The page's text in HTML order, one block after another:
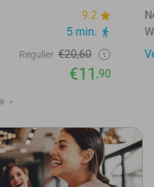
9.2
5 min.
Regulier €20,60
€11,90